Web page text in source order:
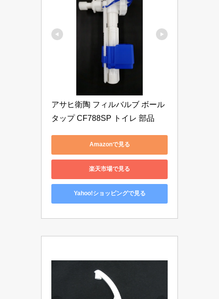
アサヒ衛陶 フィルバルブ ボール
タップ CF788SP トイレ 部品
Amazonで見る
楽天市場で見る
Yahoo!ショッピングで見る